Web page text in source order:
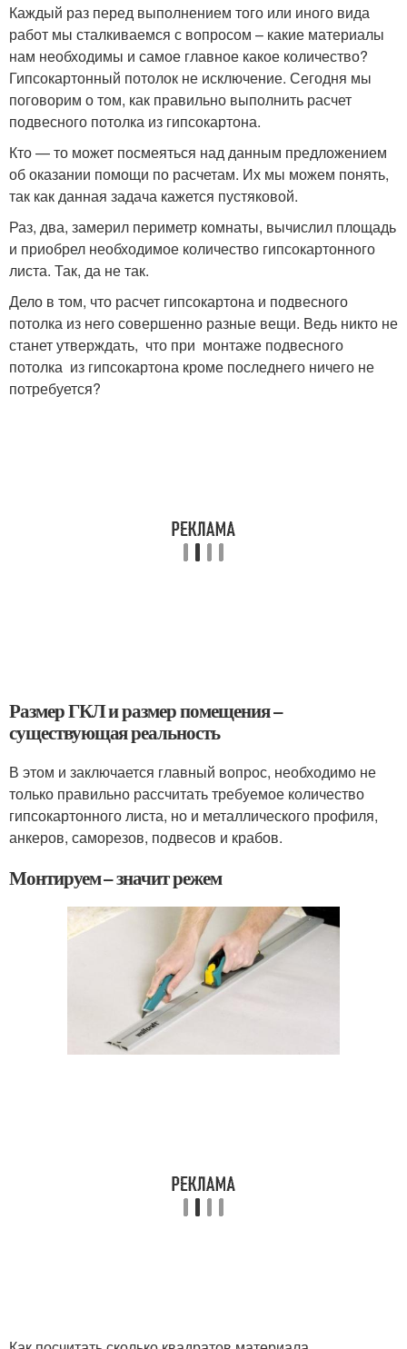
Каждый раз перед выполнением того или иного вида
работ мы сталкиваемся с вопросом – какие материалы
нам необходимы и самое главное какое количество?
Гипсокартонный потолок не исключение. Сегодня мы
поговорим о том, как правильно выполнить расчет
подвесного потолка из гипсокартона.
Кто — то может посмеяться над данным предложением
об оказании помощи по расчетам. Их мы можем понять,
так как данная задача кажется пустяковой.
Раз, два, замерил периметр комнаты, вычислил площадь
и приобрел необходимое количество гипсокартонного
листа. Так, да не так.
Дело в том, что расчет гипсокартона и подвесного
потолка из него совершенно разные вещи. Ведь никто не
станет утверждать, что при монтаже подвесного
потолка из гипсокартона кроме последнего ничего не
потребуется?
Размер ГКЛ и размер помещения –
существующая реальность
В этом и заключается главный вопрос, необходимо не
только правильно рассчитать требуемое количество
гипсокартонного листа, но и металлического профиля,
анкеров, саморезов, подвесов и крабов.
Монтируем – значит режем